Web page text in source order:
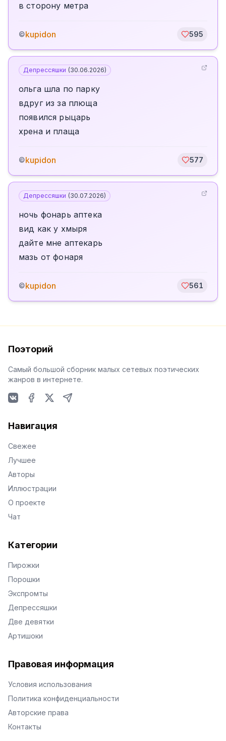
в сторону метра
©kupidon 595
Депрессяшки (30.06.2026)
ольга шла по парку
вдруг из за плюща
появился рыцарь
хрена и плаща
©kupidon 577
Депрессяшки (30.07.2026)
ночь фонарь аптека
вид как у хмыря
дайте мне аптекарь
мазь от фонаря
©kupidon 561
Поэторий
Самый большой сборник малых сетевых поэтических
жанров в интернете.
Навигация
Свежее
Лучшее
Авторы
Иллюстрации
О проекте
Чат
Категории
Пирожки
Порошки
Экспромты
Депрессяшки
Две девятки
Артишоки
Правовая информация
Условия использования
Политика конфиденциальности
Авторские права
Контакты